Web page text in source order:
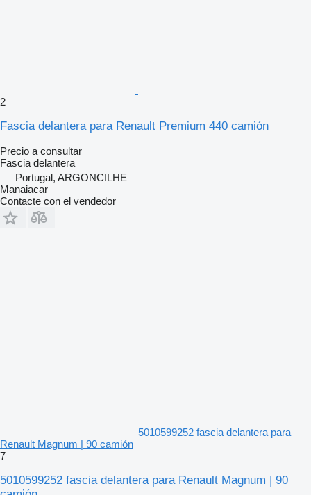
2
Fascia delantera para Renault Premium 440 camión
Precio a consultar
Fascia delantera
Portugal, ARGONCILHE
Manaiacar
Contacte con el vendedor
5010599252 fascia delantera para
Renault Magnum | 90 camión
7
5010599252 fascia delantera para Renault Magnum | 90